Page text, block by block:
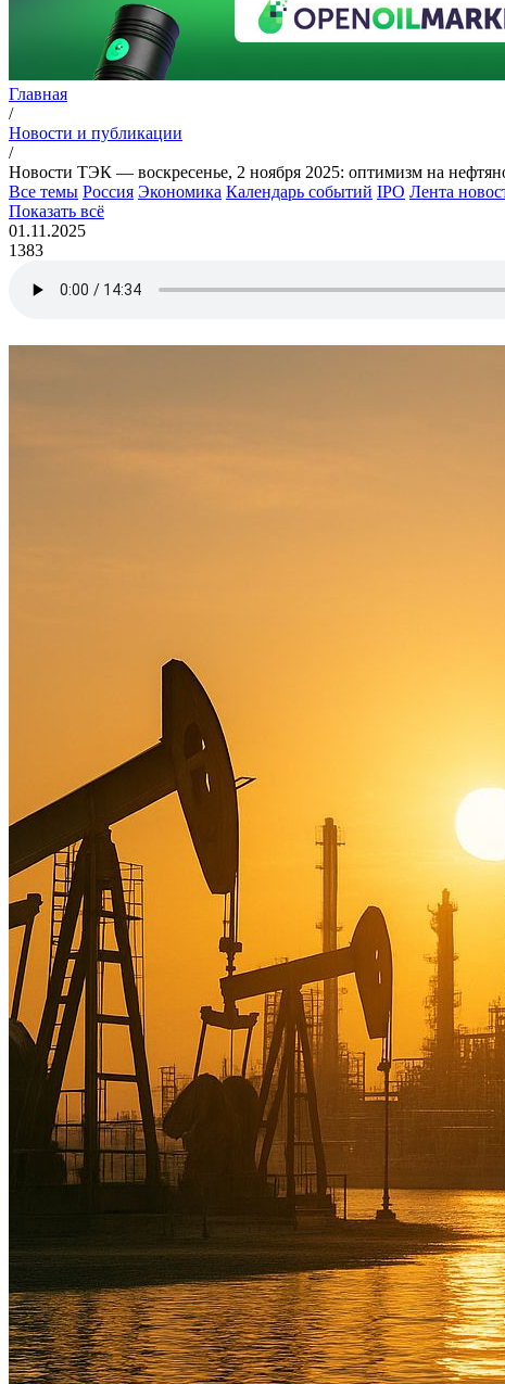
Главная
/
Новости и публикации
/
Новости ТЭК — воскресенье, 2 ноября 2025: оптимизм на
Все темы Россия Экономика Календарь событий IPO Лента
Показать всё
01.11.2025
1383